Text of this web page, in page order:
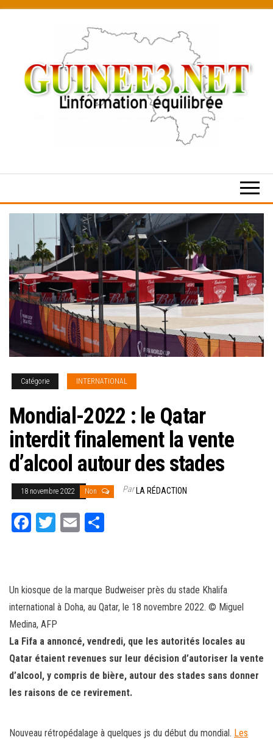
content
Catégorie INTERNATIONAL
Mondial-2022 : le Qatar
interdit finalement la vente
d’alcool autour des stades
18 novembre 2022 Non ParLA RÉDACTION
Fa T
er
E
er
Un kiosque de la marque Budweiser près du stade Khalifa
international à Doha, au Qatar, le 18 novembre 2022. © Miguel
Medina, AFP
La Fifa a annoncé, vendredi, que les autorités locales au
Qatar étaient revenues sur leur décision d’autoriser la vente
d’alcool, y compris de bière, autour des stades sans donner
les raisons de ce revirement.
Nouveau rétropédalage à quelques js du début du mondial. Les